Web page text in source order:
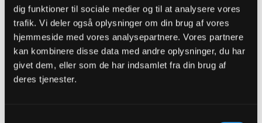
dig funktioner til sociale medier og til at analysere vores
trafik. Vi deler også oplysninger om din brug af vores
hjemmeside med vores analysepartnere. Vores partnere
kan kombinere disse data med andre oplysninger, du har
givet dem, eller som de har indsamlet fra din brug af
deres tjenester.
Likes 2
sinus
Senior Member
Oprettet: